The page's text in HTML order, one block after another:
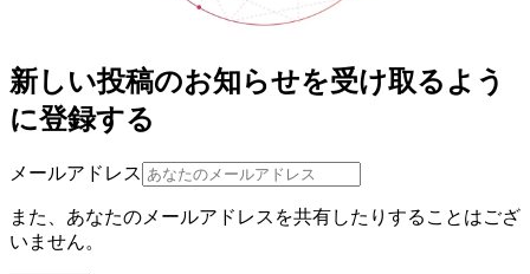
新しい投稿のお知らせを受け取るよう
に登録する
メールアドレス
また、あなたのメールアドレスを共有したりすることはござ
いません。